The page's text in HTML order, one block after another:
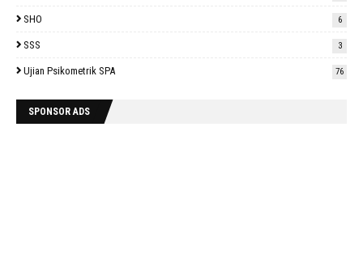
SHO 6
SSS 3
Ujian Psikometrik SPA 76
SPONSOR ADS